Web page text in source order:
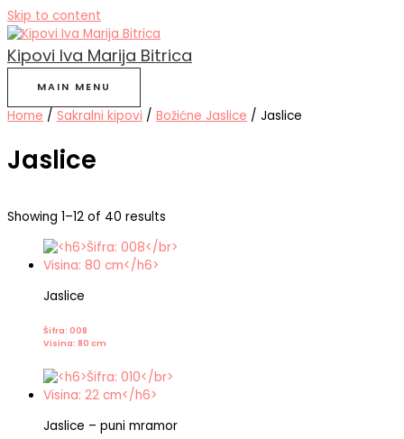
Skip to content
Kipovi Iva Marija Bitrica
MAIN MENU
Home / Sakralni kipovi / Božićne Jaslice / Jaslice
Jaslice
Showing 1–12 of 40 results
Jaslice
Šifra: 008
Visina: 80 cm
Jaslice – puni mramor